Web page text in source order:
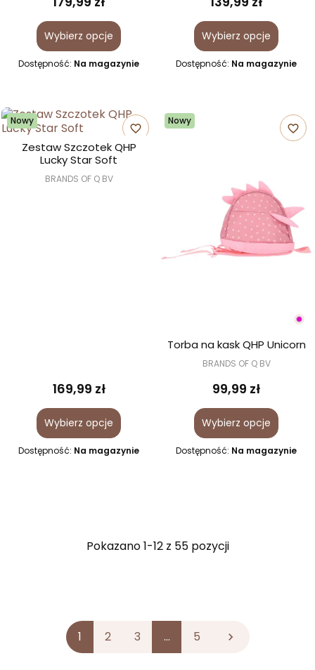
Wybierz opcje
Dostępność: Na magazynie
Wybierz opcje
Dostępność: Na magazynie
Nowy
favorite_border
Zestaw Szczotek QHP
Lucky Star Soft
BRANDS OF Q BV
169,99 zł
Wybierz opcje
Dostępność: Na magazynie
Nowy
favorite_border
Torba na kask QHP Unicorn
BRANDS OF Q BV
99,99 zł
Wybierz opcje
Dostępność: Na magazynie
Pokazano 1-12 z 55 pozycji
1 2 3 … 5 